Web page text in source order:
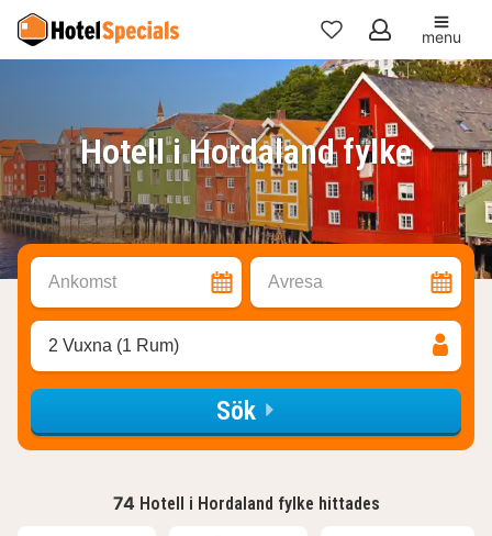
Mina
favoriter
menu
Hotell i Hordaland fylke
Ankomst Avresa
2 Vuxna (1 Rum)
Sök
74 Hotell i Hordaland fylke hittades